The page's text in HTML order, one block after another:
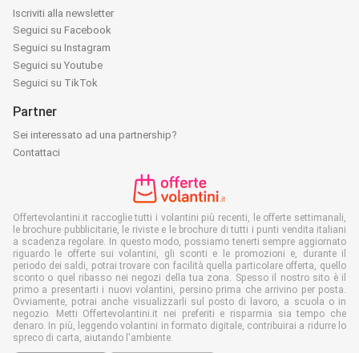
Iscriviti alla newsletter
Seguici su Facebook
Seguici su Instagram
Seguici su Youtube
Seguici su TikTok
Partner
Sei interessato ad una partnership?
Contattaci
Offertevolantini.it raccoglie tutti i volantini più recenti, le offerte settimanali,
le brochure pubblicitarie, le riviste e le brochure di tutti i punti vendita italiani
a scadenza regolare. In questo modo, possiamo tenerti sempre aggiornato
riguardo le offerte sui volantini, gli sconti e le promozioni e, durante il
periodo dei saldi, potrai trovare con facilità quella particolare offerta, quello
sconto o quel ribasso nei negozi della tua zona. Spesso il nostro sito è il
primo a presentarti i nuovi volantini, persino prima che arrivino per posta.
Ovviamente, potrai anche visualizzarli sul posto di lavoro, a scuola o in
negozio. Metti Offertevolantini.it nei preferiti e risparmia sia tempo che
denaro. In più, leggendo volantini in formato digitale, contribuirai a ridurre lo
spreco di carta, aiutando l'ambiente.